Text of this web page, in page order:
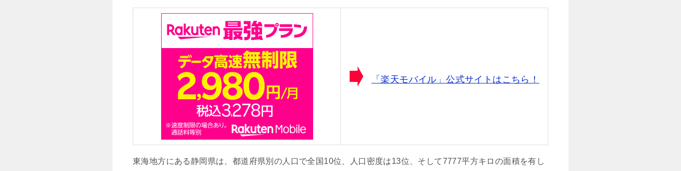
「楽天モバイル」公式サイトはこちら！
東海地方にある静岡県は、都道府県別の人口で全国10位、人口密度は13位、そして7777平方キロの面積を有し